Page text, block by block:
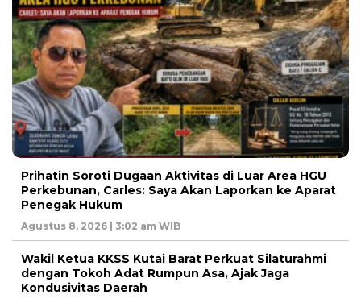
Prihatin Soroti Dugaan Aktivitas di Luar Area HGU
Perkebunan, Carles: Saya Akan Laporkan ke Aparat
Penegak Hukum
Agustus 8, 2026 | 3:02 am WIB
Wakil Ketua KKSS Kutai Barat Perkuat Silaturahmi
dengan Tokoh Adat Rumpun Asa, Ajak Jaga
Kondusivitas Daerah